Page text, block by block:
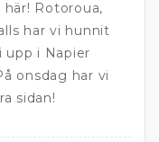
Rotoroua,
har vi hunnit
upp i Napier
onsdag har vi
sidan!